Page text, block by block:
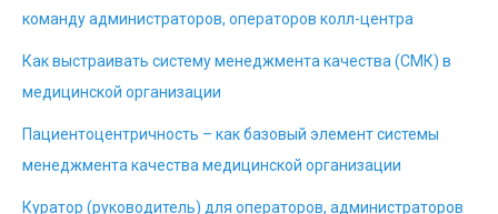
команду администраторов, операторов колл-центра
Как выстраивать систему менеджмента качества (СМК) в
медицинской организации
Пациентоцентричность – как базовый элемент системы
менеджмента качества медицинской организации
Куратор (руководитель) для операторов, администраторов